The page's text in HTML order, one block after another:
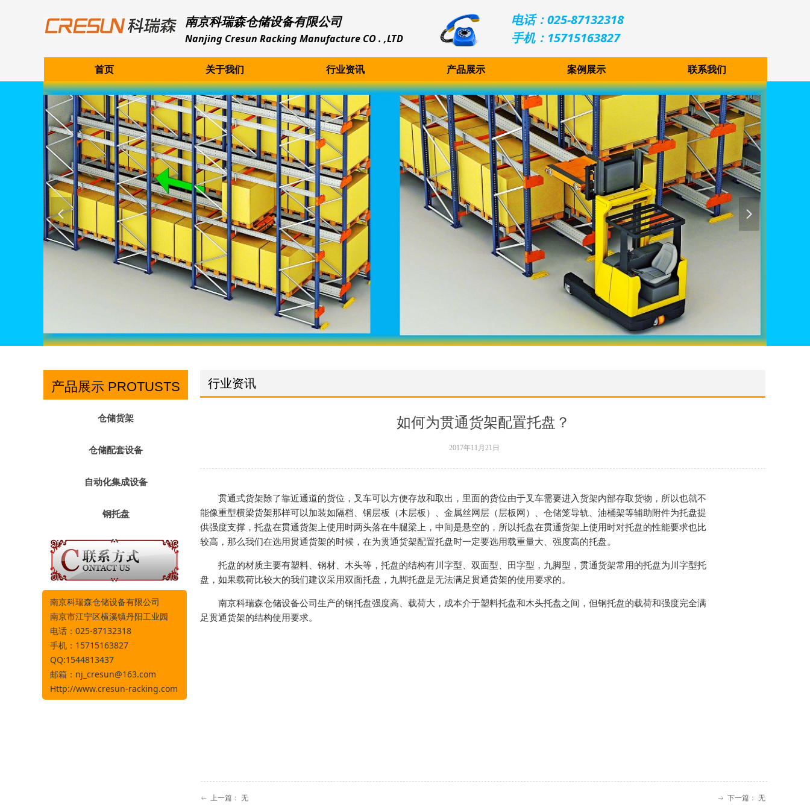
넳 넲
南京科瑞森仓储设备有限公司
Nanjing Cresun Racking Manufacture CO . ,LTD
电话：025-87132318
手机：15715163827
首页 关于我们 行业资讯 产品展示 案例展示 联系我们
如何为贯通货架配置托盘？
贯通式货架除了靠近通道的货位，叉车可以方便存放和取出，里面的货位由于叉车需要进入货架内部存取货物，所以也就不
能像重型横梁货架那样可以加装如隔档、钢层板（木层板）、金属丝网层（层板网）、仓储笼导轨、油桶架等辅助附件为托盘提
供强度支撑，托盘在贯通货架上使用时两头落在牛腿梁上，中间是悬空的，所以托盘在贯通货架上使用时对托盘的性能要求也比
较高，那么我们在选用贯通货架的时候，在为贯通货架配置托盘时一定要选用载重量大、强度高的托盘。
托盘的材质主要有塑料、钢材、木头等，托盘的结构有川字型、双面型、田字型，九脚型，贯通货架常用的托盘为川字型托
盘，如果载荷比较大的我们建议采用双面托盘，九脚托盘是无法满足贯通货架的使用要求的。
南京科瑞森仓储设备公司生产的钢托盘强度高、载荷大，成本介于塑料托盘和木头托盘之间，但钢托盘的载荷和强度完全满
足贯通货架的结构使用要求。
2017年11月21日
ꂃ 上一篇： 无 ꁹ 下一篇： 无
行业资讯
产品展示 PROTUSTS
南京科瑞森仓储设备有限公司
南京市江宁区横溪镇丹阳工业园
电话：025-87132318
手机：15715163827
QQ:1544813437
邮箱： nj_cresun@163.com
Http://www.cresun-racking.com
仓储货架
仓储配套设备
自动化集成设备
钢托盘